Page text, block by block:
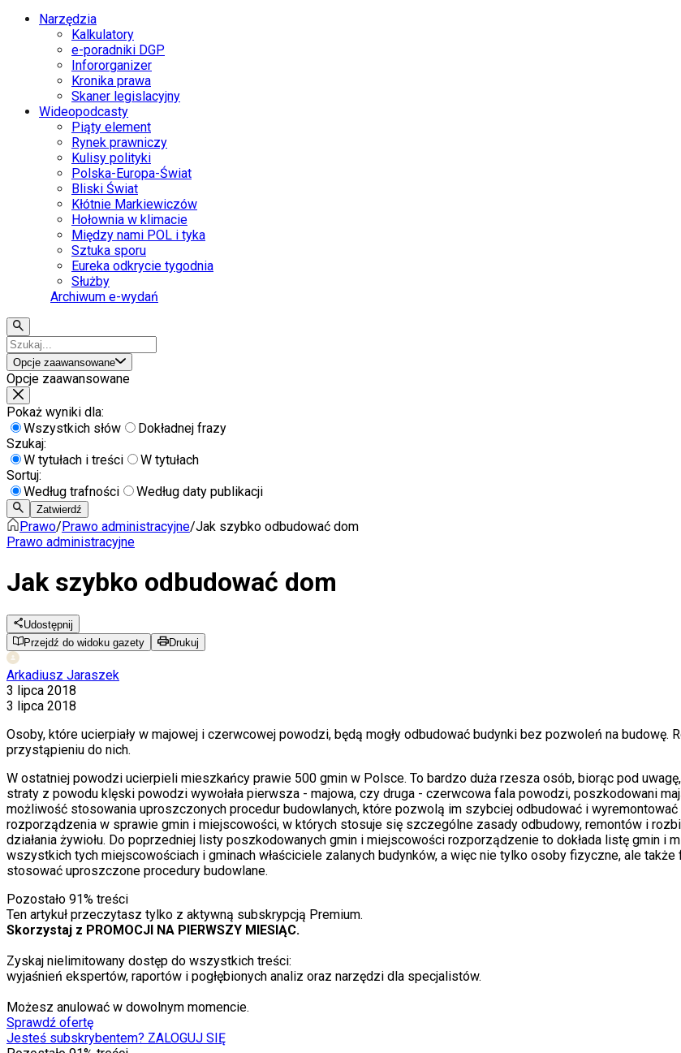
Narzędzia
Kalkulatory
e-poradniki DGP
Infororganizer
Kronika prawa
Skaner legislacyjny
Wideopodcasty
Piąty element
Rynek prawniczy
Kulisy polityki
Polska-Europa-Świat
Bliski Świat
Kłótnie Markiewiczów
Hołownia w klimacie
Między nami POL i tyka
Sztuka sporu
Eureka odkrycie tygodnia
Służby
Archiwum e-wydań
Opcje zaawansowane
Opcje zaawansowane
Pokaż wyniki dla:
Wszystkich słów
Dokładnej frazy
Szukaj:
W tytułach i treści
W tytułach
Sortuj:
Według trafności
Według daty publikacji
Zatwierdź
Prawo/Prawo administracyjne/Jak szybko odbudować dom
Prawo administracyjne
Jak szybko odbudować dom
Udostępnij
Przejdź do widoku gazety
Drukuj
Arkadiusz Jaraszek
3 lipca 2018
3 lipca 2018
Osoby, które ucierpiały w majowej i czerwcowej powodzi, będą mogły odbudować budynki bez pozwoleń na
przystąpieniu do nich.
W ostatniej powodzi ucierpieli mieszkańcy prawie 500 gmin w Polsce. To bardzo duża rzesza osób, biorąc pod
straty z powodu klęski powodzi wywołała pierwsza - majowa, czy druga - czerwcowa fala powodzi, poszkodowani
możliwość stosowania uproszczonych procedur budowlanych, które pozwolą im szybciej odbudować i
rozporządzenia w sprawie gmin i miejscowości, w których stosuje się szczególne zasady odbudowy, remontów i
działania żywiołu. Do poprzedniej listy poszkodowanych gmin i miejscowości rozporządzenie to dokłada listę gmin i
wszystkich tych miejscowościach i gminach właściciele zalanych budynków, a więc nie tylko osoby fizyczne, ale
stosować uproszczone procedury budowlane.
Pozostało 91% treści
Ten artykuł przeczytasz tylko z aktywną subskrypcją Premium.
Skorzystaj z PROMOCJI NA PIERWSZY MIESIĄC.
Zyskaj nielimitowany dostęp do wszystkich treści:
wyjaśnień ekspertów, raportów i pogłębionych analiz oraz narzędzi dla specjalistów.
Możesz anulować w dowolnym momencie.
Sprawdź ofertę
Jesteś subskrybentem? ZALOGUJ SIĘ